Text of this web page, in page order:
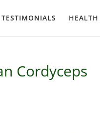
TESTIMONIALS HEALTH
Cordyceps